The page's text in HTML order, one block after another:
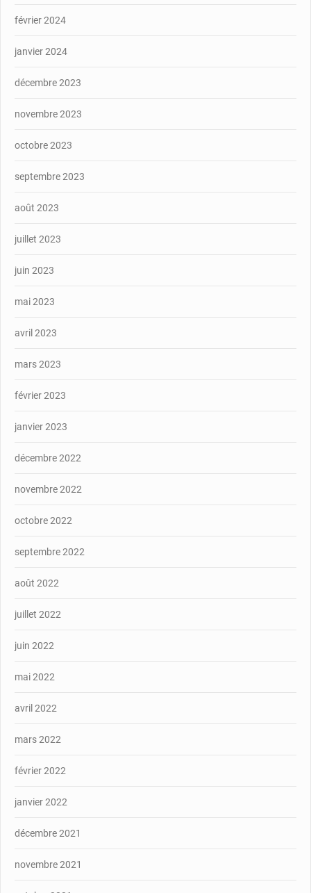
février 2024
janvier 2024
décembre 2023
novembre 2023
octobre 2023
septembre 2023
août 2023
juillet 2023
juin 2023
mai 2023
avril 2023
mars 2023
février 2023
janvier 2023
décembre 2022
novembre 2022
octobre 2022
septembre 2022
août 2022
juillet 2022
juin 2022
mai 2022
avril 2022
mars 2022
février 2022
janvier 2022
décembre 2021
novembre 2021